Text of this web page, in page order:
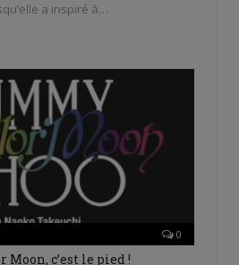
a inspiré à…
0
c’est le pied !